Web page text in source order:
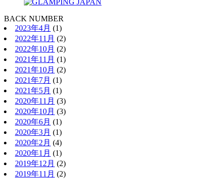
BACK NUMBER
2023年4月 (1)
2022年11月 (2)
2022年10月 (2)
2021年11月 (1)
2021年10月 (2)
2021年7月 (1)
2021年5月 (1)
2020年11月 (3)
2020年10月 (3)
2020年6月 (1)
2020年3月 (1)
2020年2月 (4)
2020年1月 (1)
2019年12月 (2)
2019年11月 (2)